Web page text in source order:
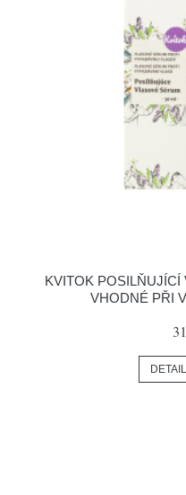
KVITOK
VHODNÉ PŘI